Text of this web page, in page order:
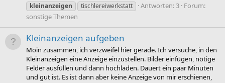
kleinanzeigen
tischlereiwerkstatt Antworten: 3 Forum:
sonstige Themen
Kleinanzeigen aufgeben
Moin zusammen, ich verzweifel hier gerade. Ich versuche, in den
Kleinanzeigen eine Anzeige einzustellen. Bilder einfügen, nötige
Felder ausfüllen und dann hochladen. Dauert ein paar Minuten
und gut ist. Es ist dann aber keine Anzeige von mir erschienen,